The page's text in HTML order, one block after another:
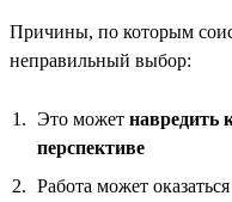
Причины, по которым
неправильный выбор:
Это может навредить
перспективе
Работа может оказаться